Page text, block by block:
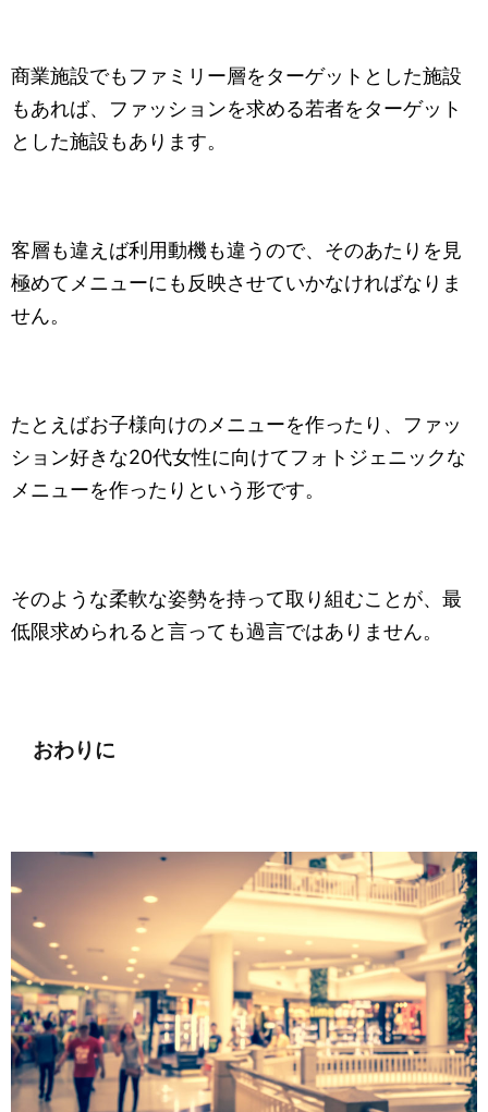
商業施設でもファミリー層をターゲットとした施設
もあれば、ファッションを求める若者をターゲット
とした施設もあります。
客層も違えば利用動機も違うので、そのあたりを見
極めてメニューにも反映させていかなければなりま
せん。
たとえばお子様向けのメニューを作ったり、ファッ
ション好きな20代女性に向けてフォトジェニックな
メニューを作ったりという形です。
そのような柔軟な姿勢を持って取り組むことが、最
低限求められると言っても過言ではありません。
おわりに